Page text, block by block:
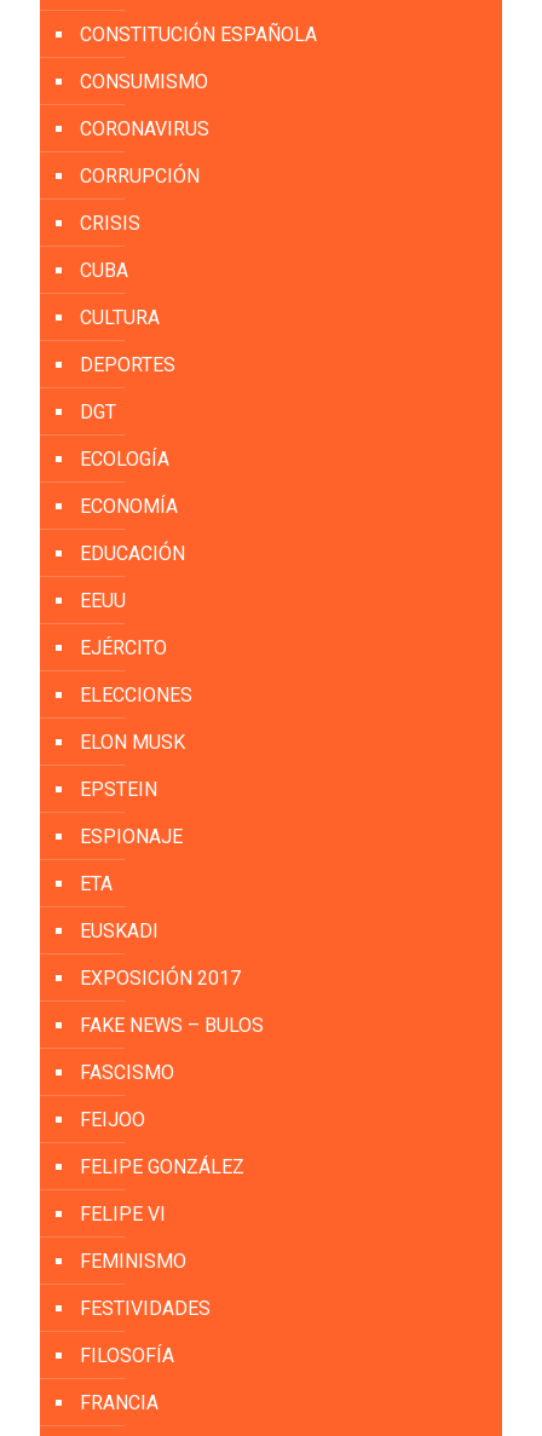
CONSTITUCIÓN ESPAÑOLA
CONSUMISMO
CORONAVIRUS
CORRUPCIÓN
CRISIS
CUBA
CULTURA
DEPORTES
DGT
ECOLOGÍA
ECONOMÍA
EDUCACIÓN
EEUU
EJÉRCITO
ELECCIONES
ELON MUSK
EPSTEIN
ESPIONAJE
ETA
EUSKADI
EXPOSICIÓN 2017
FAKE NEWS – BULOS
FASCISMO
FEIJOO
FELIPE GONZÁLEZ
FELIPE VI
FEMINISMO
FESTIVIDADES
FILOSOFÍA
FRANCIA